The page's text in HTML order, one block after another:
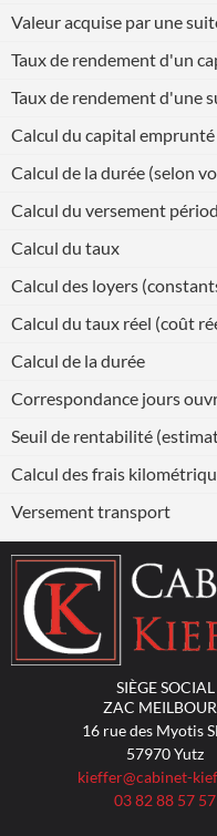
Valeur acquise par une
Taux de rendement d'un
Taux de rendement d'une
Calcul du capital emprunté
Calcul de la durée (selon
Calcul du versement
Calcul du taux
Calcul des loyers
Calcul du taux réel (coût
Calcul de la durée
Correspondance jours
Seuil de rentabilité
Calcul des frais
Versement transport
SIÈGE SOCIAL
ZAC
16 rue des Myotis
57970Yutz
kieffer@cabinet-
03 82 88 57 57